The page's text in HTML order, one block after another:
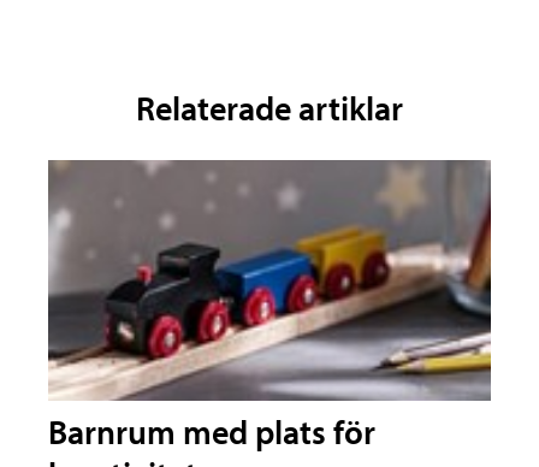
Relaterade artiklar
Barnrum med plats för